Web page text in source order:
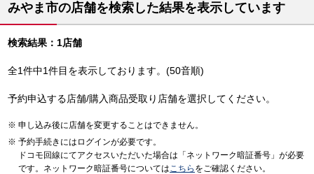
みやま市の店舗を検索した結果を表示しています
検索結果：1店舗
全1件中1件目を表示しております。(50音順)
予約申込する店舗/購入商品受取り店舗を選択してください。
申し込み後に店舗を変更することはできません。
予約手続きにはログインが必要です。
ドコモ回線にてアクセスいただいた場合は「ネットワーク暗証番号」が必要
です。ネットワーク暗証番号についてはこちら をご確認ください。